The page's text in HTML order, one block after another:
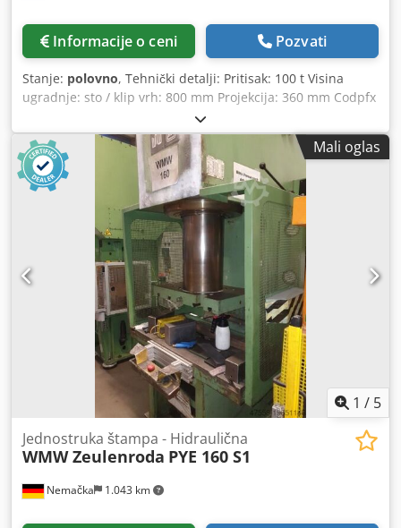
Informacije o ceni Pozvati
Stanje: polovno, Tehnički detalji: Pritisak: 100 t Visina
ugradnje: sto / klip vrh: 800 mm Projekcija: 360 mm Codpfx
Aevc Ax Nsf Reha Klip hod: 500 mm Offset brzine klizanja:
200 m / s Brzina klizanja povratak: 200 m / s Veličina stola:
750 k 560 k 90 mm Prolaz u tabeli: Ø 26 mm Pusher stezna
površina: ŠkD: 530 k 400 mm Rupa za klin u klipu: Ø 50 mm
Prečnik cilindra: Ø 250 mm Visina iznad poda: 720 mm
Ukupna potrebna snaga: 17.0 kV Težina mašine cca.: 5,5 t
Dimenzije mašine cca. DkŠkV: 1,8 k 1,2 k 3,2 m
Mali oglas
1 / 5
Nemačka 1.043 km
Jednostruka štampa - Hidraulična
WMW Zeulenroda PYE 160 S1